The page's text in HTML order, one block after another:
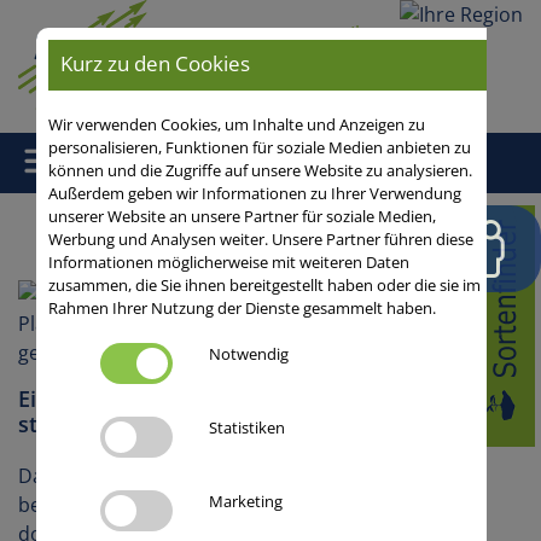
Ihre
Home// Ölfrüchte
Einzelkornsaat von Raps: Wie viel Potenzial
steckt in Reihenweite und Saatstärke?
Das Einzelkornsaatverfahren bei Winterraps ist
bereits auf vielen Betrieben etabliert und punktet
dort vor allem mit präziser Tiefenablage,
Kurz zu den Cookies
Wir verwenden Cookies, um Inhalte und Anzeigen zu
personalisieren, Funktionen für soziale Medien anbieten zu
können und die Zugriffe auf unsere Website zu analysieren.
Außerdem geben wir Informationen zu Ihrer Verwendung
unserer Website an unsere Partner für soziale Medien,
Werbung und Analysen weiter. Unsere Partner führen diese
Informationen möglicherweise mit weiteren Daten
zusammen, die Sie ihnen bereitgestellt haben oder die sie im
Rahmen Ihrer Nutzung der Dienste gesammelt haben.
Notwendig
Statistiken
Marketing